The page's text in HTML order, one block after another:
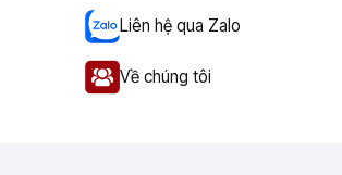
Liên hệ qua Zalo
Về chúng tôi